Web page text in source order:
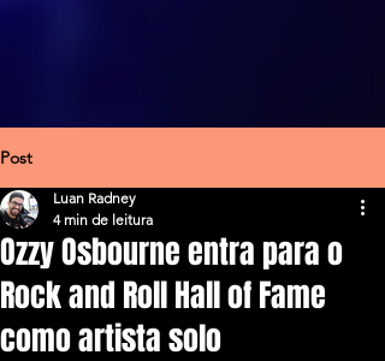
Post
Ozzy Osbourne entra para o
Rock and Roll Hall of Fame
como artista solo
Luan Radney
4 min de leitura